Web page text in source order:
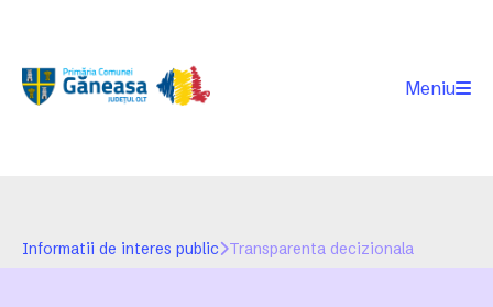
Meniu
Informatii de interes public Transparenta decizionala